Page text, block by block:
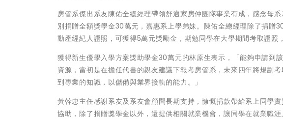
房管系傑出系友陳佑全總經理帶領舒適家房仲團隊事業有成，感念母
別捐贈全額獎學金30萬元，嘉惠系上學弟妹。陳佑全總經理除了捐贈
動產經紀人證照，可獲得5萬元獎勵金，期勉同學在大學期間考取證照
獲得新生優學入學方案獎助學金30萬元的林原生表示，「能夠申請到
資源，當初是在擔任代書的親友建議下報考房管系，未來四年將規劃
到專業的知識，以儲備與業界接軌的能力。」
黃幹忠主任感謝系友及系友會顧問長期支持，慷慨捐款帶給系上同學
協助，除了捐贈獎學金以外，還提供相關就業機會，讓同學在就業職